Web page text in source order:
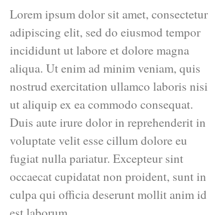
Lorem ipsum dolor sit amet, consectetur
adipiscing elit, sed do eiusmod tempor
incididunt ut labore et dolore magna
aliqua. Ut enim ad minim veniam, quis
nostrud exercitation ullamco laboris nisi
ut aliquip ex ea commodo consequat.
Duis aute irure dolor in reprehenderit in
voluptate velit esse cillum dolore eu
fugiat nulla pariatur. Excepteur sint
occaecat cupidatat non proident, sunt in
culpa qui officia deserunt mollit anim id